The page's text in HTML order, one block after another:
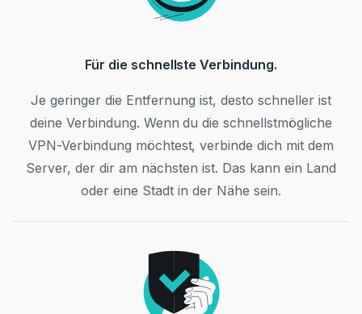
Für die schnellste Verbindung.
Je geringer die Entfernung ist, desto schneller ist
deine Verbindung. Wenn du die schnellstmögliche
VPN-Verbindung möchtest, verbinde dich mit dem
Server, der dir am nächsten ist. Das kann ein Land
oder eine Stadt in der Nähe sein.